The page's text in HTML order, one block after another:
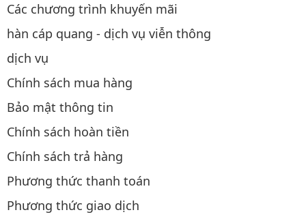
Các chương trình khuyến mãi
hàn cáp quang - dịch vụ viễn thông
dịch vụ
Chính sách mua hàng
Bảo mật thông tin
Chính sách hoàn tiền
Chính sách trả hàng
Phương thức thanh toán
Phương thức giao dịch